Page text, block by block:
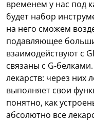
временем у нас под
будет набор
на него сможем
подавляющее
взаимодействуют с
связаны с G-
лекарств: через них
выполняет свои
понятно, как
абсолютно все